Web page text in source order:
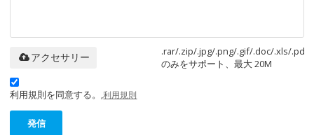
.rar/.zip/.jpg/.png/.gif/.doc/.xls/.pdf
のみをサポート、最大 20M
アクセサリー
利用規則を同意する。,利用規則
発信